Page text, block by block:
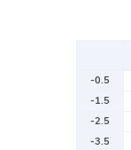
-0.5
-1.5
-2.5
-3.5